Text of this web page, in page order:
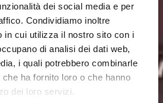
dei social media e per
Condividiamo inoltre
in cui utilizza il nostro sito con i
di analisi dei dati web,
i quali potrebbero combinarle
ha fornito loro o che hanno
dei loro servizi.